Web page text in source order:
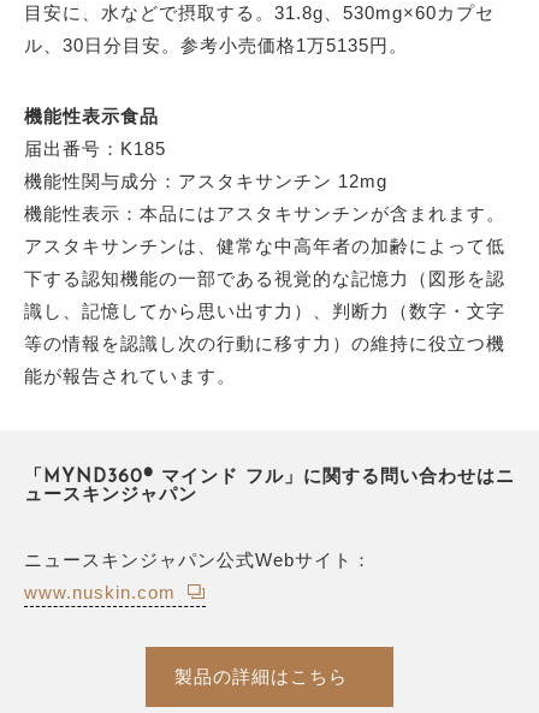
目安に、水などで摂取する。31.8g、530mg×60カプセ
ル、30日分目安。参考小売価格1万5135円。
機能性表示食品
届出番号：K185
機能性関与成分：アスタキサンチン 12mg
機能性表示：本品にはアスタキサンチンが含まれます。
アスタキサンチンは、健常な中高年者の加齢によって低
下する認知機能の一部である視覚的な記憶力（図形を認
識し、記憶してから思い出す力）、判断力（数字・文字
等の情報を認識し次の行動に移す力）の維持に役立つ機
能が報告されています。
「MYND360® マインド フル」に関する問い合わせはニ
ュースキンジャパン
ニュースキンジャパン公式Webサイト：
www.nuskin.com
製品の詳細はこちら